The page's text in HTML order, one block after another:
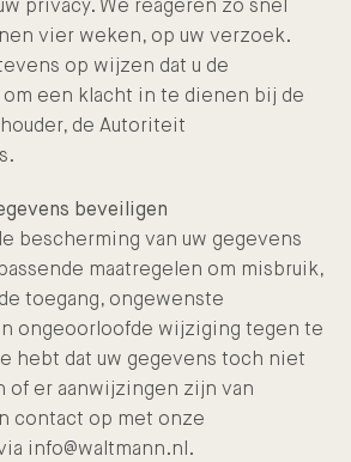
privacy. We reageren zo snel
vier weken, op uw verzoek.
op wijzen dat u de
een klacht in te dienen bij de
de Autoriteit
beveiligen
bescherming van uw gegevens
maatregelen om misbruik,
toegang, ongewenste
ongeoorloofde wijziging tegen te
hebt dat uw gegevens toch niet
of er aanwijzingen zijn van
contact op met onze
info@waltmann.nl.